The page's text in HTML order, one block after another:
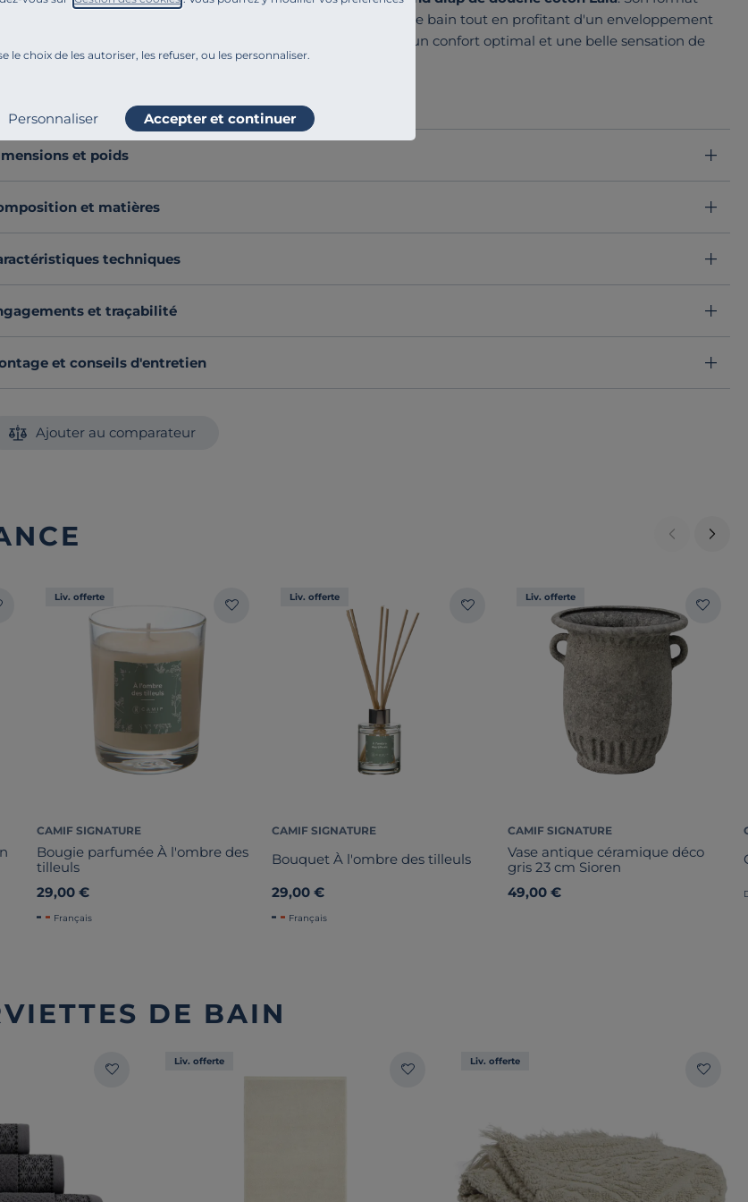
le choix de les autoriser, les refuser, ou les personnaliser.
Personnaliser Accepter et continuer
est idéal pour se sécher le corps après la douche ou le bain tout en profitant d'un enveloppement
Plus spacieux qu'un drap de douche classique, il offre un confort optimal et une belle sensation de
au quotidien.
Parfaite pour un usage régulier, elle allie confort, fonctionnalité et simplicité d'entretien.
en plusieurs coloris,ce drap de bain s'intègre à tous les styles de décorationet apporte une finition
à votre pièce.
et poids
et matières
techniques
et traçabilité
et conseils d'entretien
Ajouter au comparateur
Liv. offerte
CAMIF SIGNATURE
Bougie parfumée À l'ombre des
tilleuls
29,00 €
Français
Liv. offerte
CAMIF SIGNATURE
Bouquet À l'ombre des tilleuls
29,00 €
Français
Liv. offerte
CAMIF SIGNATURE
Vase antique céramique déco
gris 23 cm Sioren
49,00 €
DE BAIN
Liv. offerte Liv. offerte